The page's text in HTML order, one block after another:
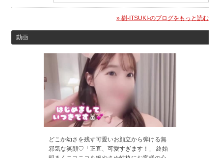
» 樹-ITSUKI-のブログをもっと読む
動画
どこか幼さを残す可愛いお顔立から弾ける無
邪気な笑顔♡「正直、可愛すぎます！」 終始